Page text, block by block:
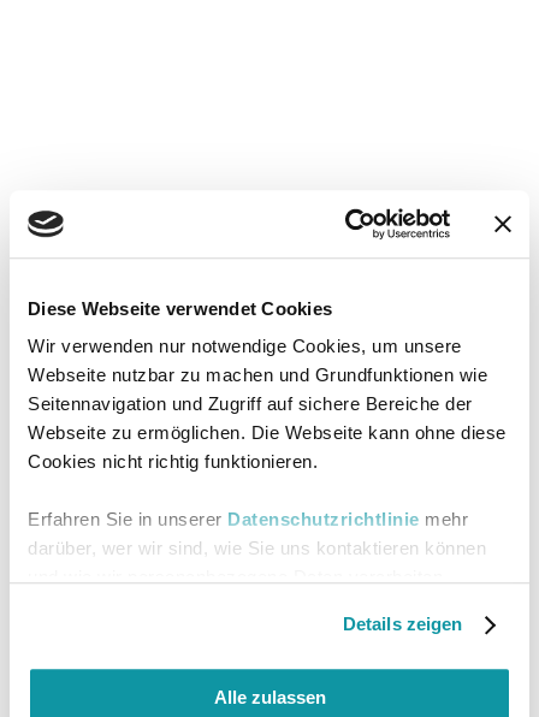
Diese Webseite verwendet Cookies
Wir verwenden nur notwendige Cookies, um unsere
Webseite nutzbar zu machen und Grundfunktionen wie
Seitennavigation und Zugriff auf sichere Bereiche der
Webseite zu ermöglichen. Die Webseite kann ohne diese
Cookies nicht richtig funktionieren.
Erfahren Sie in unserer Datenschutzrichtlinie mehr
darüber, wer wir sind, wie Sie uns kontaktieren können
Details zeigen
Alle zulassen